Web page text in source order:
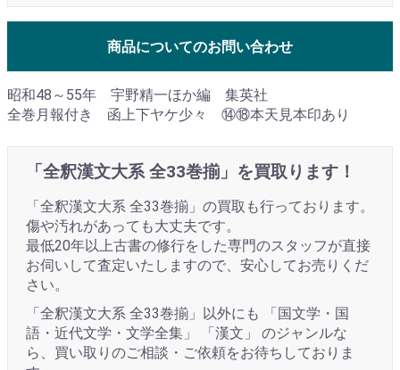
商品についてのお問い合わせ
昭和48～55年 宇野精一ほか編 集英社
全巻月報付き 函上下ヤケ少々 ⑭⑱本天見本印あり
「全釈漢文大系 全33巻揃」を買取ります！
「全釈漢文大系 全33巻揃」の買取も行っております。
傷や汚れがあっても大丈夫です。
最低20年以上古書の修行をした専門のスタッフが直接
お伺いして査定いたしますので、安心してお売りくだ
さい。
「全釈漢文大系 全33巻揃」以外にも 「国文学・国
語・近代文学・文学全集」 「漢文」 のジャンルな
ら、買い取りのご相談・ご依頼をお待ちしておりま